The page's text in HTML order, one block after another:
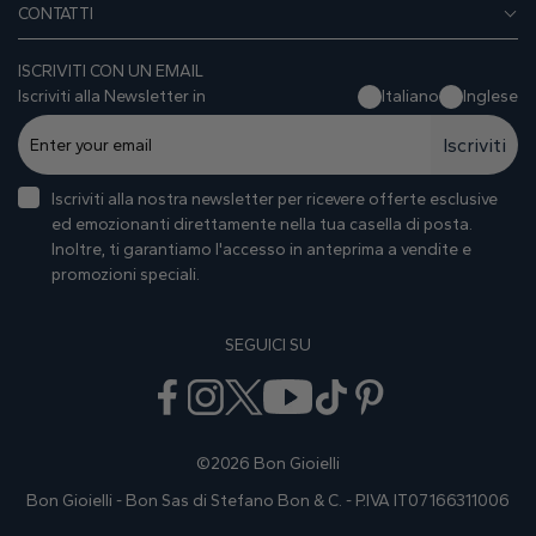
CONTATTI
ISCRIVITI CON UN EMAIL
Iscriviti alla Newsletter in
Italiano Inglese
Iscriviti
Iscriviti alla nostra newsletter per ricevere offerte esclusive
ed emozionanti direttamente nella tua casella di posta.
Inoltre, ti garantiamo I'accesso in anteprima a vendite e
promozioni speciali.
SEGUICI SU
©2026 Bon Gioielli
Bon Gioielli - Bon Sas di Stefano Bon & C. - P.IVA IT07166311006